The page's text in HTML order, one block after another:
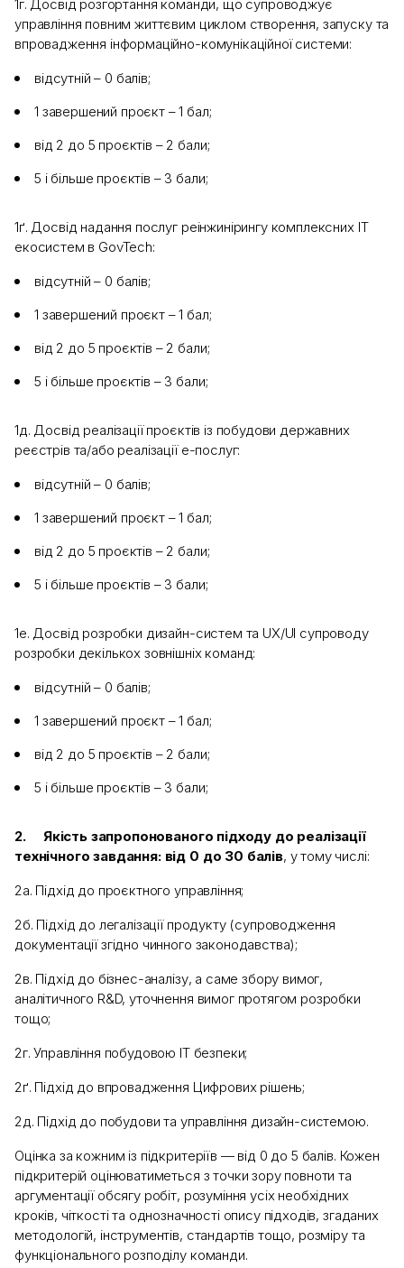
1г. Досвід розгортання команди, що супроводжує
управління повним життєвим циклом створення, запуску та
впровадження інформаційно-комунікаційної системи:
відсутній – 0 балів;
1 завершений проєкт – 1 бал;
від 2 до 5 проєктів – 2 бали;
5 і більше проєктів – 3 бали;
1ґ. Досвід надання послуг реінжинірингу комплексних ІТ
екосистем в GovTech:
відсутній – 0 балів;
1 завершений проєкт – 1 бал;
від 2 до 5 проєктів – 2 бали;
5 і більше проєктів – 3 бали;
1д. Досвід реалізації проєктів із побудови державних
реєстрів та/або реалізації е-послуг:
відсутній – 0 балів;
1 завершений проєкт – 1 бал;
від 2 до 5 проєктів – 2 бали;
5 і більше проєктів – 3 бали;
1е. Досвід розробки дизайн-систем та UX/UI супроводу
розробки декількох зовнішніх команд:
відсутній – 0 балів;
1 завершений проєкт – 1 бал;
від 2 до 5 проєктів – 2 бали;
5 і більше проєктів – 3 бали;
2.
Якість запропонованого підходу до реалізації
технічного завдання: від 0 до 30 балів, у тому числі:
2а. Підхід до проєктного управління;
2б. Підхід до легалізації продукту (супроводження
документації згідно чинного законодавства);
2в. Підхід до бізнес-аналізу, а саме збору вимог,
аналітичного R&D, уточнення вимог протягом розробки
тощо;
2г. Управління побудовою ІТ безпеки;
2ґ. Підхід до впровадження Цифрових рішень;
2д. Підхід до побудови та управління дизайн-системою.
Оцінка за кожним із підкритеріїв — від 0 до 5 балів. Кожен
підкритерій оцінюватиметься з точки зору повноти та
аргументації обсягу робіт, розуміння усіх необхідних
кроків, чіткості та однозначності опису підходів, згаданих
методологій, інструментів, стандартів тощо, розміру та
функціонального розподілу команди.